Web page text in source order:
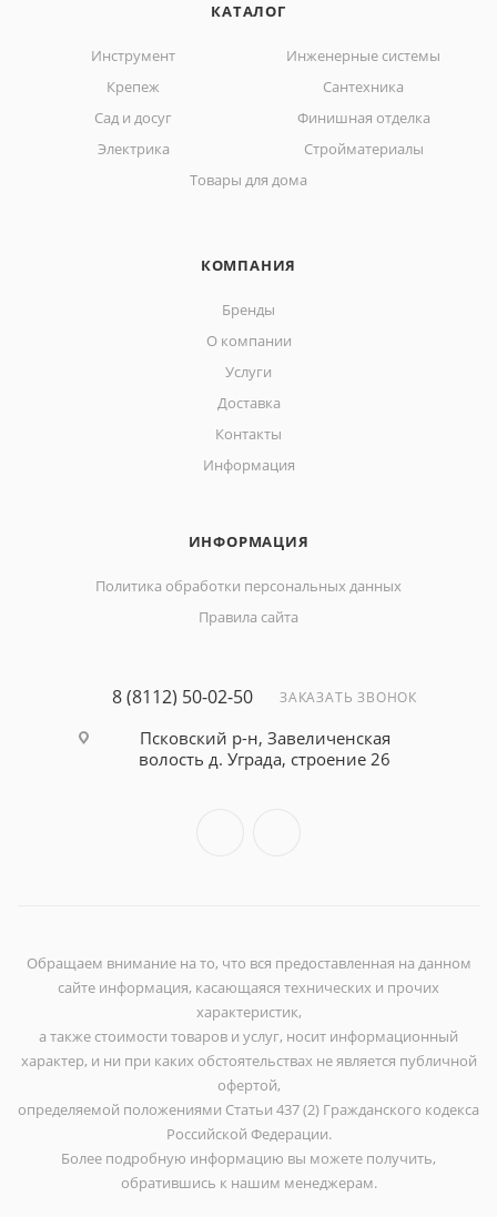
КАТАЛОГ
Инструмент
Инженерные системы
Крепеж
Сантехника
Сад и досуг
Финишная отделка
Электрика
Стройматериалы
Товары для дома
КОМПАНИЯ
Бренды
О компании
Услуги
Доставка
Контакты
Информация
ИНФОРМАЦИЯ
Политика обработки персональных данных
Правила сайта
8 (8112) 50-02-50 ЗАКАЗАТЬ ЗВОНОК
Псковский р-н, Завеличенская
волость д. Уграда, строение 26
Обращаем внимание на то, что вся предоставленная на данном
сайте информация, касающаяся технических и прочих
характеристик,
а также стоимости товаров и услуг, носит информационный
характер, и ни при каких обстоятельствах не является публичной
офертой,
определяемой положениями Статьи 437 (2) Гражданского кодекса
Российской Федерации.
Более подробную информацию вы можете получить,
обратившись к нашим менеджерам.